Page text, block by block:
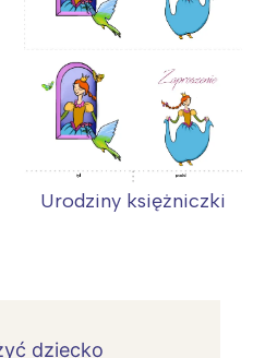
Urodziny księżniczki